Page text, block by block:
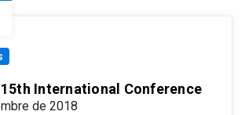
15th International Conference
de 2018